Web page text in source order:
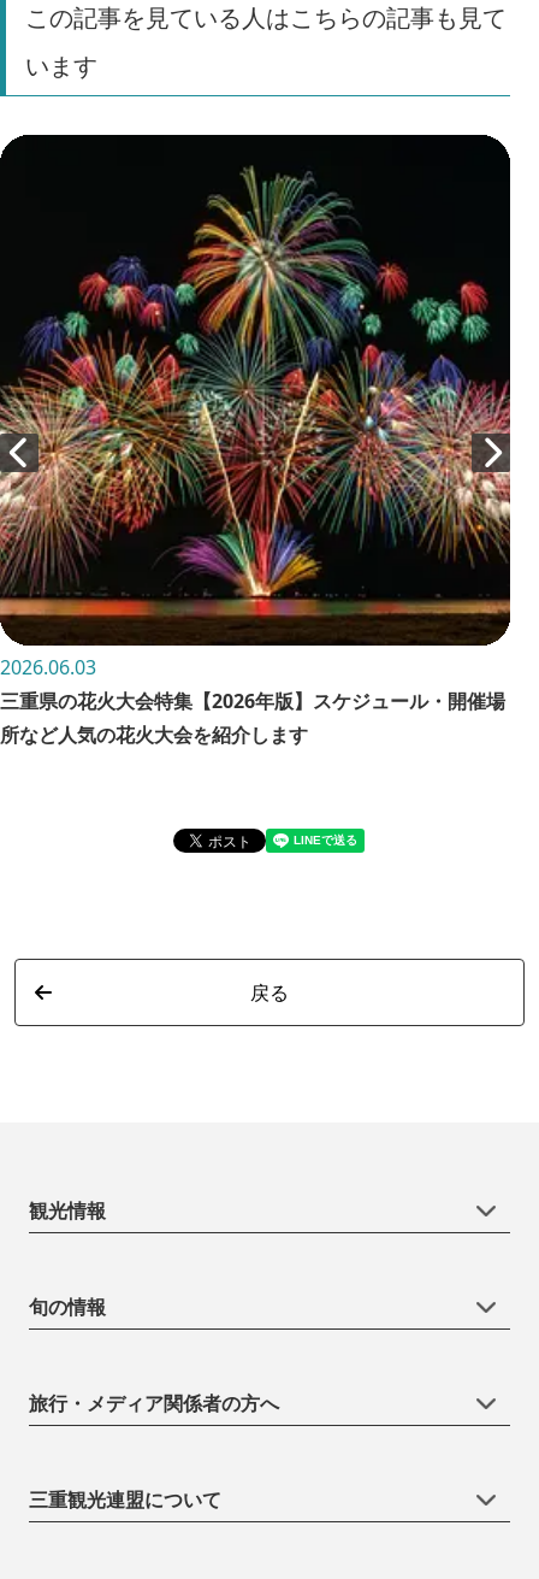
この記事を見ている人はこちらの記事も見て
います
2026.06.03
三重県の花火大会特集【2026年版】スケジュール・開催場
所など人気の花火大会を紹介します
戻る
観光情報
旬の情報
旅行・メディア関係者の方へ
三重観光連盟について